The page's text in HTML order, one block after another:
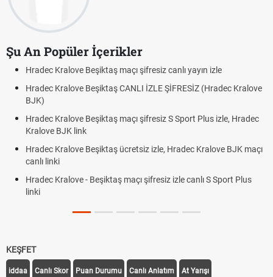
Şu An Popüler İçerikler
Hradec Kralove Beşiktaş maçı şifresiz canlı yayın izle
Hradec Kralove Beşiktaş CANLI İZLE ŞİFRESİZ (Hradec Kralove
BJK)
Hradec Kralove Beşiktaş maçı şifresiz S Sport Plus izle, Hradec
Kralove BJK link
Hradec Kralove Beşiktaş ücretsiz izle, Hradec Kralove BJK maçı
canlı linki
Hradec Kralove - Beşiktaş maçı şifresiz izle canlı S Sport Plus
linki
KEŞFET
iddaa Canlı Skor Puan Durumu Canlı Anlatım At Yarışı